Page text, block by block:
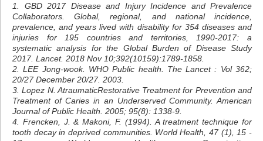
1. GBD 2017 Disease and Injury Incidence and Prevalence
Collaborators. Global, regional, and national incidence,
prevalence, and years lived with disability for 354 diseases and
injuries for 195 countries and territories, 1990-2017: a
systematic analysis for the Global Burden of Disease Study
2017. Lancet. 2018 Nov 10;392(10159):1789-1858.
2. LEE Jong-wook. WHO Public health. The Lancet : Vol 362;
20/27 December 20/27. 2003.
3. Lopez N. AtraumaticRestorative Treatment for Prevention and
Treatment of Caries in an Underserved Community. American
Journal of Public Health. 2005; 95(8): 1338-9.
4. Frencken, J. & Makoni, F. (‎1994)‎. A treatment technique for
tooth decay in deprived communities. World Health, 47 (‎1)‎, 15 -